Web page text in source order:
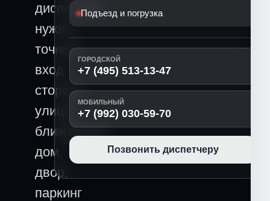
диспетчеру
нужны
точный
вход,
сторона
улицы,
ближайший
дом,
двор,
паркинг
Подъезд и погрузка
ГОРОДСКОЙ
+7 (495) 513-13-47
МОБИЛЬНЫЙ
+7 (992) 030-59-70
Позвонить диспетчеру